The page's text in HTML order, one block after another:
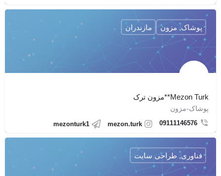
Mezon Turk**مزون ترک
پوشاک-مزون
09111146576
mezon.turk
mezonturk1
پوشاک, مزون مازندران
فناوری, طراحی سایت